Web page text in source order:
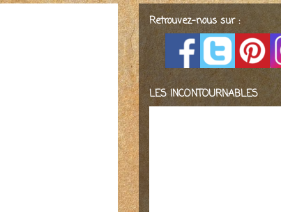
Retrouvez-nous sur :
LES INCONTOURNABLES